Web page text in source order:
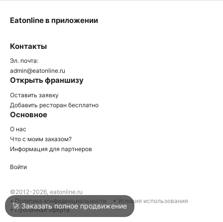
Войти
Написать в техподдержку
Контакты
Эл. почта:
admin@eatonline.ru
Открыть франшизу
Оставить заявку
Добавить ресторан бесплатно
Основное
О нас
Что с моим заказом?
Информация для партнеров
Eatonline в приложении
Войти
©2012-2026, eatonline.ru
• Политика конфиденциальности
• Условия использования
• Публичная оферта
🚀 Заказать полное продвижение